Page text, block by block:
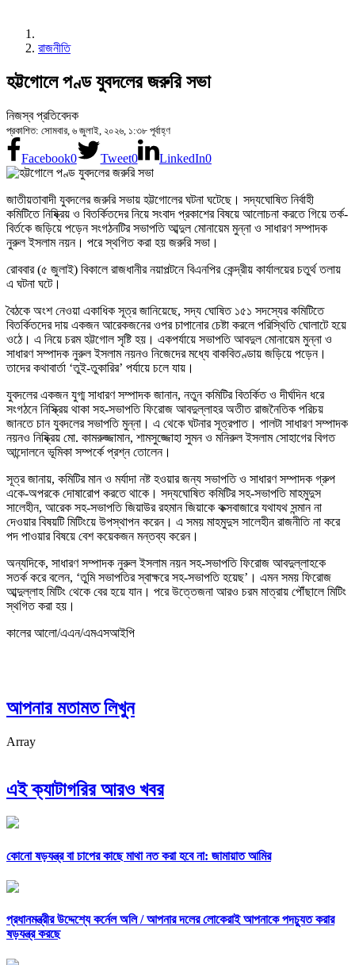
রাজনীতি
হট্টগোলে পণ্ড যুবদলের জরুরি সভা
নিজস্ব প্রতিবেদক
প্রকাশিত: সোমবার, ৬ জুলাই, ২০২৬, ১:৩৮ পূর্বাহ্ণ
Facebook0 Tweet0 LinkedIn0
জাতীয়তাবাদী যুবদলের জরুরি সভায় হট্টগোলের ঘটনা ঘটেছে। সদ্যঘোষিত নির্বাহী
কমিটিতে নিষ্ক্রিয় ও বিতর্কিতদের নিয়ে সংবাদ প্রকাশের বিষয়ে আলোচনা করতে গিয়ে তর্ক-
বির্তকে জড়িয়ে পড়েন সংগঠনটির সভাপতি আব্দুল মোনায়েম মুন্না ও সাধারণ সম্পাদক
নুরুল ইসলাম নয়ন। পরে স্থগিত করা হয় জরুরি সভা।
রোববার (৫ জুলাই) বিকালে রাজধানীর নয়াপল্টনে বিএনপির কেন্দ্রীয় কার্যালয়ের চতুর্থ তলায়
এ ঘটনা ঘটে।
বৈঠকে অংশ নেওয়া একাধিক সূত্র জানিয়েছে, সদ্য ঘোষিত ১৫১ সদস্যের কমিটিতে
বিতর্কিতদের দায় একজন আরেকজনের ওপর চাপানোর চেষ্টা করলে পরিস্থিতি ঘোলাটে হয়ে
ওঠে। এ নিয়ে চরম হট্টগোল সৃষ্টি হয়। একপর্যায়ে সভাপতি আবদুল মোনায়েম মুন্না ও
সাধারণ সম্পাদক নুরুল ইসলাম নয়নও নিজেদের মধ্যে বাকবিতণ্ডায় জড়িয়ে পড়েন।
তাদের কথাবার্তা ‘তুই-তুকারির’ পর্যায়ে চলে যায়।
যুবদলের একজন যুগ্ম সাধারণ সম্পাদক জানান, নতুন কমিটির বিতর্কিত ও দীর্ঘদিন ধরে
সংগঠনে নিস্ক্রিয় থাকা সহ-সভাপতি ফিরোজ আবদুল্লাহর অতীত রাজনৈতিক পরিচয়
জানতে চান যুবদলের সভাপতি মুন্না। এ থেকে ঘটনার সূত্রপাত। পালটা সাধারণ সম্পাদক
নয়নও নিষ্ক্রিয় মো. কামরুজ্জামান, শামসুজ্জোহা সুমন ও মনিরুল ইসলাম সোহাগের বিগত
আন্দোলনে ভূমিকা সম্পর্কে প্রশ্ন তোলেন।
সূত্র জানায়, কমিটির মান ও মর্যাদা নষ্ট হওয়ার জন্য সভাপতি ও সাধারণ সম্পাদক গ্রুপ
একে-অপরকে দোষারোপ করতে থাকে। সদ্যঘোষিত কমিটির সহ-সভাপতি মাহমুদুস
সালেহীন, আরেক সহ-সভাপতি জিয়াউর রহমান জিয়াকে কক্সবাজারে যথাযথ সন্মান না
দেওয়ার বিষয়টি মিটিংয়ে উপস্থাপন করেন। এ সময় মাহমুদুস সালেহীন রাজনীতি না করে
পদ পাওয়ার বিষয়ে বেশ কয়েকজন মন্তব্য করেন।
অন্যদিকে, সাধারণ সম্পাদক নুরুল ইসলাম নয়ন সহ-সভাপতি ফিরোজ আবদুল্লাহকে
সতর্ক করে বলেন, ‘তুমি সভাপতির স্বাক্ষরে সহ-সভাপতি হয়েছ’। এমন সময় ফিরোজ
আব্দুল্লাহ মিটিং থেকে বের হয়ে যান। পরে উত্তেজনা আরও চরম মাত্রায় পৌঁছালে মিটিং
স্থগিত করা হয়।
কালের আলো/এএন/এমএসআইপি
আপনার মতামত লিখুন
Array
এই ক্যাটাগরির আরও খবর
কোনো ষড়যন্ত্র বা চাপের কাছে মাথা নত করা হবে না: জামায়াত আমির
প্রধানমন্ত্রীর উদ্দেশ্যে কর্নেল অলি /আপনার দলের লোকেরাই আপনাকে পদচ্যুত করার
ষড়যন্ত্র করছে